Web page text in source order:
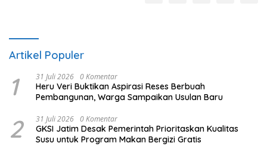
Artikel Populer
1 31 Juli 2026 0 Komentar
Heru Veri Buktikan Aspirasi Reses Berbuah
Pembangunan, Warga Sampaikan Usulan Baru
2 31 Juli 2026 0 Komentar
GKSI Jatim Desak Pemerintah Prioritaskan Kualitas
Susu untuk Program Makan Bergizi Gratis